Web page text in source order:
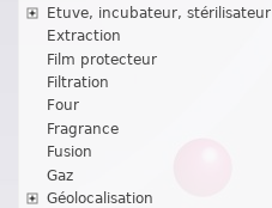
Etuve, incubateur, stérilisateur
Extraction
Film protecteur
Filtration
Four
Fragrance
Fusion
Gaz
Géolocalisation